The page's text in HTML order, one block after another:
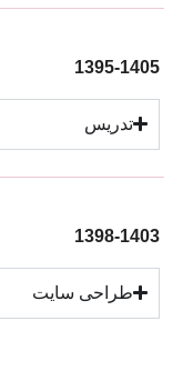
1395-1405
تدریس
1398-1403
طراحی سایت